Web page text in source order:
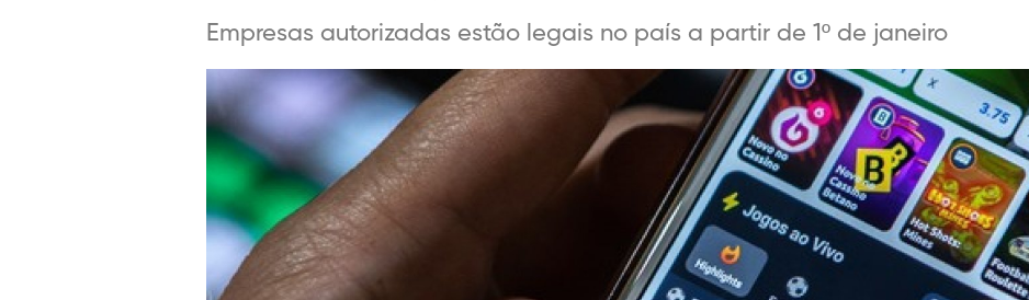
Empresas autorizadas estão legais no país a partir de 1º de janeiro